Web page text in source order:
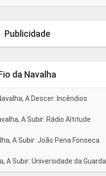
Publicidade
da Navalha
A Descer: Incêndios
A Subir: Rádio Altitude
A Subir: João Pena Fonseca
A Subir: Universidade da Guarda